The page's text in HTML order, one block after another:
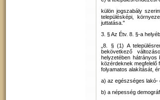
külön jogszabály
településképi,
juttatása."
3. § Az Étv. 8. §-a
„8. § (1) A
bekövetkező
helyzetében
közérdeknek megfelelő
folyamatos alakítását,
a) az egészséges lakó-
b) a népesség